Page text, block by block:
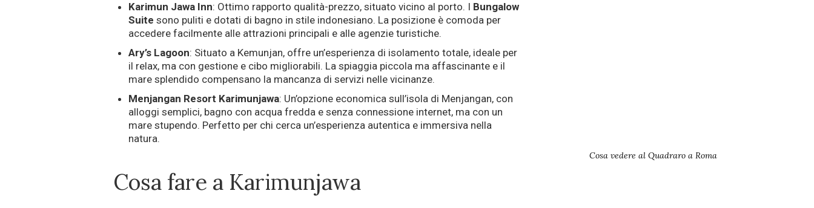
Karimun Jawa Inn: Ottimo rapporto qualità-prezzo, situato vicino al porto. I Bungalow
Suite sono puliti e dotati di bagno in stile indonesiano. La posizione è comoda per
accedere facilmente alle attrazioni principali e alle agenzie turistiche.
Ary’s Lagoon: Situato a Kemunjan, offre un’esperienza di isolamento totale, ideale per
il relax, ma con gestione e cibo migliorabili. La spiaggia piccola ma affascinante e il
mare splendido compensano la mancanza di servizi nelle vicinanze.
Menjangan Resort Karimunjawa: Un’opzione economica sull’isola di Menjangan, con
alloggi semplici, bagno con acqua fredda e senza connessione internet, ma con un
mare stupendo. Perfetto per chi cerca un’esperienza autentica e immersiva nella
natura.
Cosa fare a Karimunjawa
Cosa vedere al Quadraro a Roma